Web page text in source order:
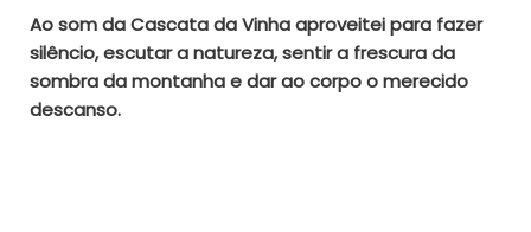
Ao som da Cascata da Vinha aproveitei para fazer
silêncio, escutar a natureza, sentir a frescura da
sombra da montanha e dar ao corpo o merecido
descanso.